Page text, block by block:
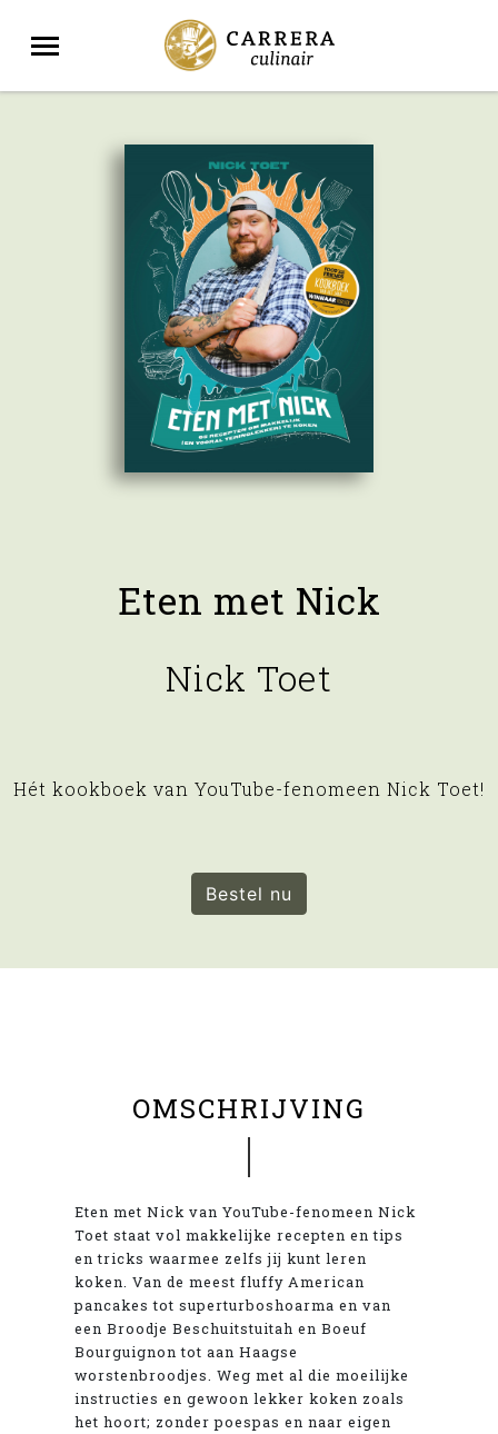
Eten met Nick
Nick Toet
Hét kookboek van YouTube-fenomeen Nick Toet!
Bestel nu
OMSCHRIJVING
Eten met Nick van YouTube-fenomeen Nick
Toet staat vol makkelijke recepten en tips
en tricks waarmee zelfs jij kunt leren
koken. Van de meest fluffy American
pancakes tot superturboshoarma en van
een Broodje Beschuitstuitah en Boeuf
Bourguignon tot aan Haagse
worstenbroodjes. Weg met al die moeilijke
instructies en gewoon lekker koken zoals
het hoort; zonder poespas en naar eigen